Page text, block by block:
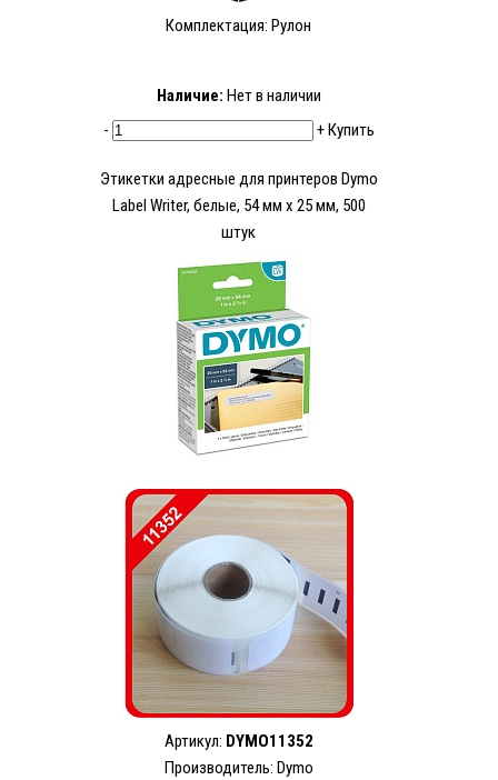
Комплектация: Рулон
Наличие: Нет в наличии
-
+Купить
Этикетки адресные для принтеров Dymo
Label Writer, белые, 54 мм x 25 мм, 500
штук
Артикул: DYMO11352
Производитель: Dymo